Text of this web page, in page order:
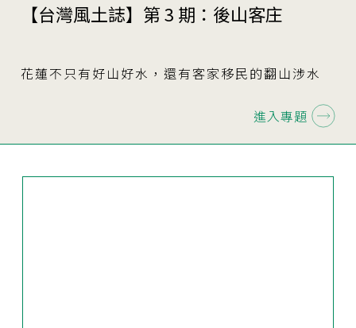
【台灣風土誌】第 3 期：後山客庄
花蓮不只有好山好水，還有客家移民的翻山涉水
進入專題